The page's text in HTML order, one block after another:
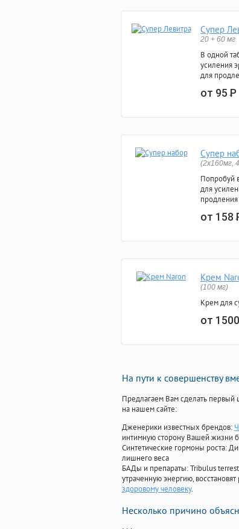
Супер
20 + 60 мг
В одной
усиления
для
от 95Р
Супер
(2х160мг,
Попробуй
для
продления
от 158
Крем
(100 мг)
Крем для
от
На пути к совершенству
Предлагаем Вам сделать первый
на нашем сайте:
Дженерики известных брендов:
интимную сторону Вашей жизни
Синтетические гормоны роста:
лишнего веса
БАДы и препараты:Tribulus
утраченную энергию,
здоровому человеку.
Несколько причино